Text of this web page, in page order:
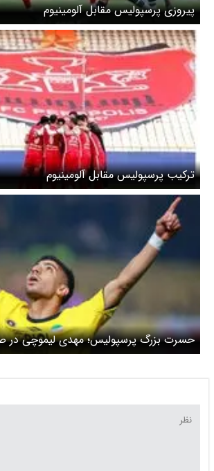
پیروزی پرسپولیس مقابل آلومینیوم
ترکیب پرسپولیس مقابل آلومینیوم
حسرت بزرگ پرسپولیس؛ مهدی لیموچی در
لیگ!